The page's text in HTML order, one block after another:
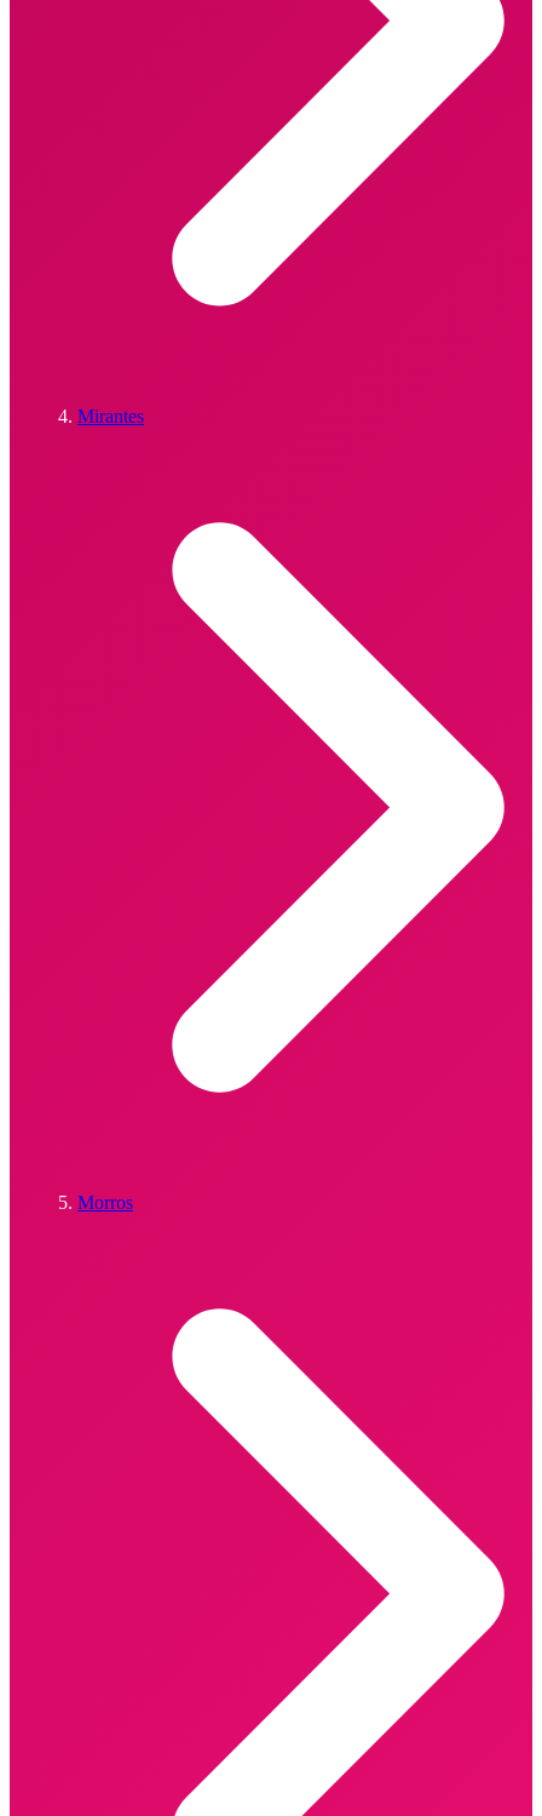
Mirantes
Morros